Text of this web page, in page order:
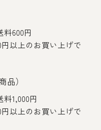
600円
以上のお買い上げで
）
1,000円
以上のお買い上げで